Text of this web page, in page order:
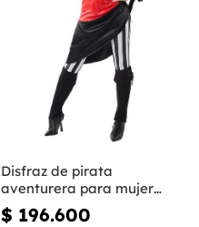
Disfraz de pirata
aventurera para mujer
talla grande
$ 196.600